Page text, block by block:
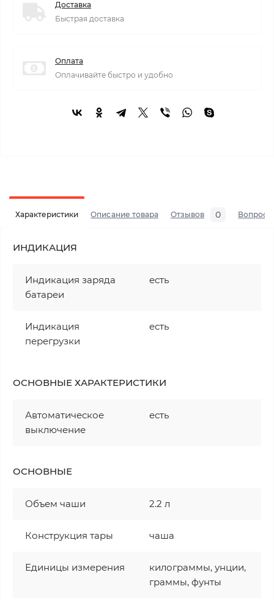
Доставка
Быстрая доставка
Оплата
Оплачивайте быстро и удобно
Характеристики Описание товара Отзывов 0 Вопросы
ИНДИКАЦИЯ
Индикация заряда
батареи
есть
Индикация
перегрузки
есть
ОСНОВНЫЕ ХАРАКТЕРИСТИКИ
Автоматическое
выключение
есть
ОСНОВНЫЕ
Объем чаши 2.2 л
Конструкция тары чаша
Единицы измерения
килограммы, унции,
граммы, фунты